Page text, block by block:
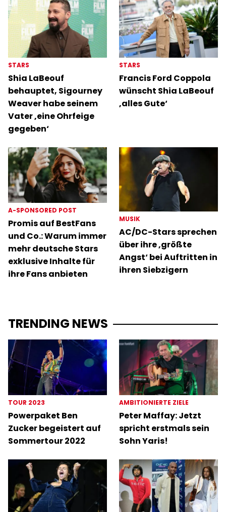
STARS
Shia LaBeouf
behauptet, Sigourney
Weaver habe seinem
Vater ‚eine Ohrfeige
gegeben‘
STARS
Francis Ford Coppola
wünscht Shia LaBeouf
‚alles Gute‘
A-SPONSORED POST
Promis auf BestFans
und Co.: Warum immer
mehr deutsche Stars
exklusive Inhalte für
ihre Fans anbieten
MUSIK
AC/DC-Stars sprechen
über ihre ‚größte
Angst‘ bei Auftritten in
ihren Siebzigern
TRENDING NEWS
TOUR 2023
Powerpaket Ben
Zucker begeistert auf
Sommertour 2022
AMBITIONIERTE ZIELE
Peter Maffay: Jetzt
spricht erstmals sein
Sohn Yaris!